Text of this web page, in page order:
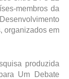
membros da
organizados em
produzida
Um Debate